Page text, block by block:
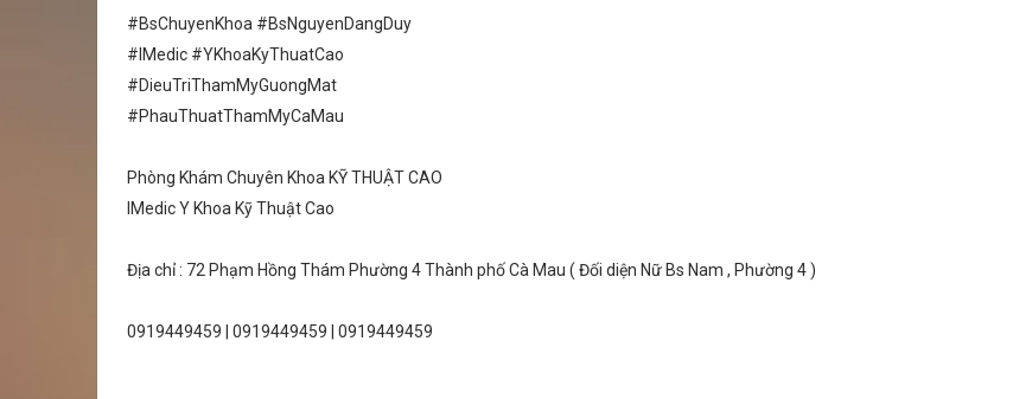
#BsChuyenKhoa #BsNguyenDangDuy
#IMedic #YKhoaKyThuatCao
#DieuTriThamMyGuongMat
#PhauThuatThamMyCaMau
Phòng Khám Chuyên Khoa KỸ THUẬT CAO
IMedic Y Khoa Kỹ Thuật Cao
Địa chỉ : 72 Phạm Hồng Thám Phường 4 Thành phố Cà Mau ( Đối diện Nữ Bs Nam , Phường 4 )
0919449459 | 0919449459 | 0919449459